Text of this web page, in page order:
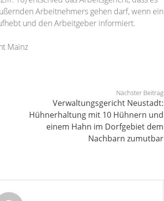
Arbeitnehmers gehen darf, wenn ein
und den Arbeitgeber informiert.
Mainz
Nächster Beitrag
Verwaltungsgericht Neustadt:
Hühnerhaltung mit 10 Hühnern und
einem Hahn im Dorfgebiet dem
Nachbarn zumutbar